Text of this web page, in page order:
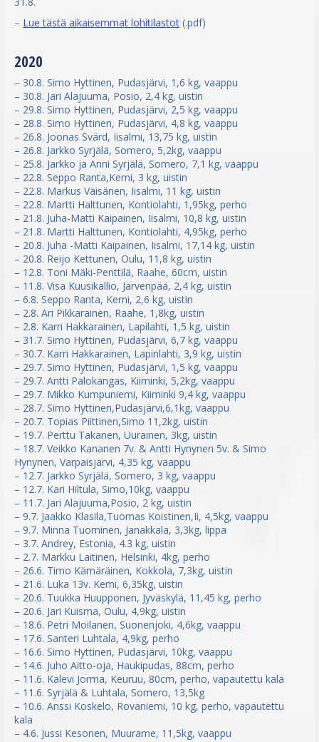
– Lue tästä aikaisemmat lohitilastot (.pdf)
2020
– 30.8. Simo Hyttinen, Pudasjärvi, 1,6 kg, vaappu
– 30.8. Jari Alajuuma, Posio, 2,4 kg, uistin
– 29.8. Simo Hyttinen, Pudasjärvi, 2,5 kg, vaappu
– 28.8. Simo Hyttinen, Pudasjärvi, 4,8 kg, vaappu
– 26.8. Joonas Svärd, Iisalmi, 13,75 kg, uistin
– 26.8. Jarkko Syrjälä, Somero, 5,2kg, vaappu
– 25.8. Jarkko ja Anni Syrjälä, Somero, 7,1 kg, vaappu
– 22.8. Seppo Ranta,Kemi, 3 kg, uistin
– 22.8. Markus Väisänen, Iisalmi, 11 kg, uistin
– 22.8. Martti Halttunen, Kontiolahti, 1,95kg, perho
– 21.8. Juha-Matti Kaipainen, Iisalmi, 10,8 kg, uistin
– 21.8. Martti Halttunen, Kontiolahti, 4,95kg, perho
– 20.8. Juha -Matti Kaipainen, Iisalmi, 17,14 kg, uistin
– 20.8. Reijo Kettunen, Oulu, 11,8 kg, uistin
– 12.8. Toni Mäki-Penttilä, Raahe, 60cm, uistin
– 11.8. Visa Kuusikallio, Järvenpää, 2,4 kg, uistin
– 6.8. Seppo Ranta, Kemi, 2,6 kg, uistin
– 2.8. Ari Pikkarainen, Raahe, 1,8kg, uistin
– 2.8. Karri Hakkarainen, Lapilahti, 1,5 kg, uistin
– 31.7. Simo Hyttinen, Pudasjärvi, 6,7 kg, vaappu
– 30.7. Karri Hakkarainen, Lapinlahti, 3,9 kg, uistin
– 29.7. Simo Hyttinen, Pudasjärvi, 1,5 kg, vaappu
– 29.7. Antti Palokangas, Kiiminki, 5,2kg, vaappu
– 29.7. Mikko Kumpuniemi, Kiiminki 9,4 kg, vaappu
– 28.7. Simo Hyttinen,Pudasjärvi,6,1kg, vaappu
– 20.7. Topias Piittinen,Simo 11,2kg, uistin
– 19.7. Perttu Takanen, Uurainen, 3kg, uistin
– 18.7. Veikko Kananen 7v. & Antti Hynynen 5v. & Simo
Hynynen, Varpaisjärvi, 4,35 kg, vaappu
– 12.7. Jarkko Syrjälä, Somero, 3 kg, vaappu
– 12.7. Kari Hiltula, Simo,10kg, vaappu
– 11.7. Jari Alajuuma,Posio, 2 kg, uistin
– 9.7. Jaakko Klasila,Tuomas Koistinen,Ii, 4,5kg, vaappu
– 9.7. Minna Tuominen, Janakkala, 3,3kg, lippa
– 3.7. Andrey, Estonia, 4.3 kg, uistin
– 2.7. Markku Laitinen, Helsinki, 4kg, perho
– 26.6. Timo Kämäräinen, Kokkola, 7,3kg, uistin
– 21.6. Luka 13v. Kemi, 6,35kg, uistin
– 20.6. Tuukka Huupponen, Jyväskylä, 11,45 kg, perho
– 20.6. Jari Kuisma, Oulu, 4,9kg, uistin
– 18.6. Petri Moilanen, Suonenjoki, 4,6kg, vaappu
– 17.6. Santeri Luhtala, 4,9kg, perho
– 16.6. Simo Hyttinen, Pudasjärvi, 10kg, vaappu
– 14.6. Juho Aitto-oja, Haukipudas, 88cm, perho
– 11.6. Kalevi Jorma, Keuruu, 80cm, perho, vapautettu kala
– 11.6. Syrjälä & Luhtala, Somero, 13,5kg
– 10.6. Anssi Koskelo, Rovaniemi, 10 kg, perho, vapautettu
kala
– 4.6. Jussi Kesonen, Muurame, 11,5kg, vaappu